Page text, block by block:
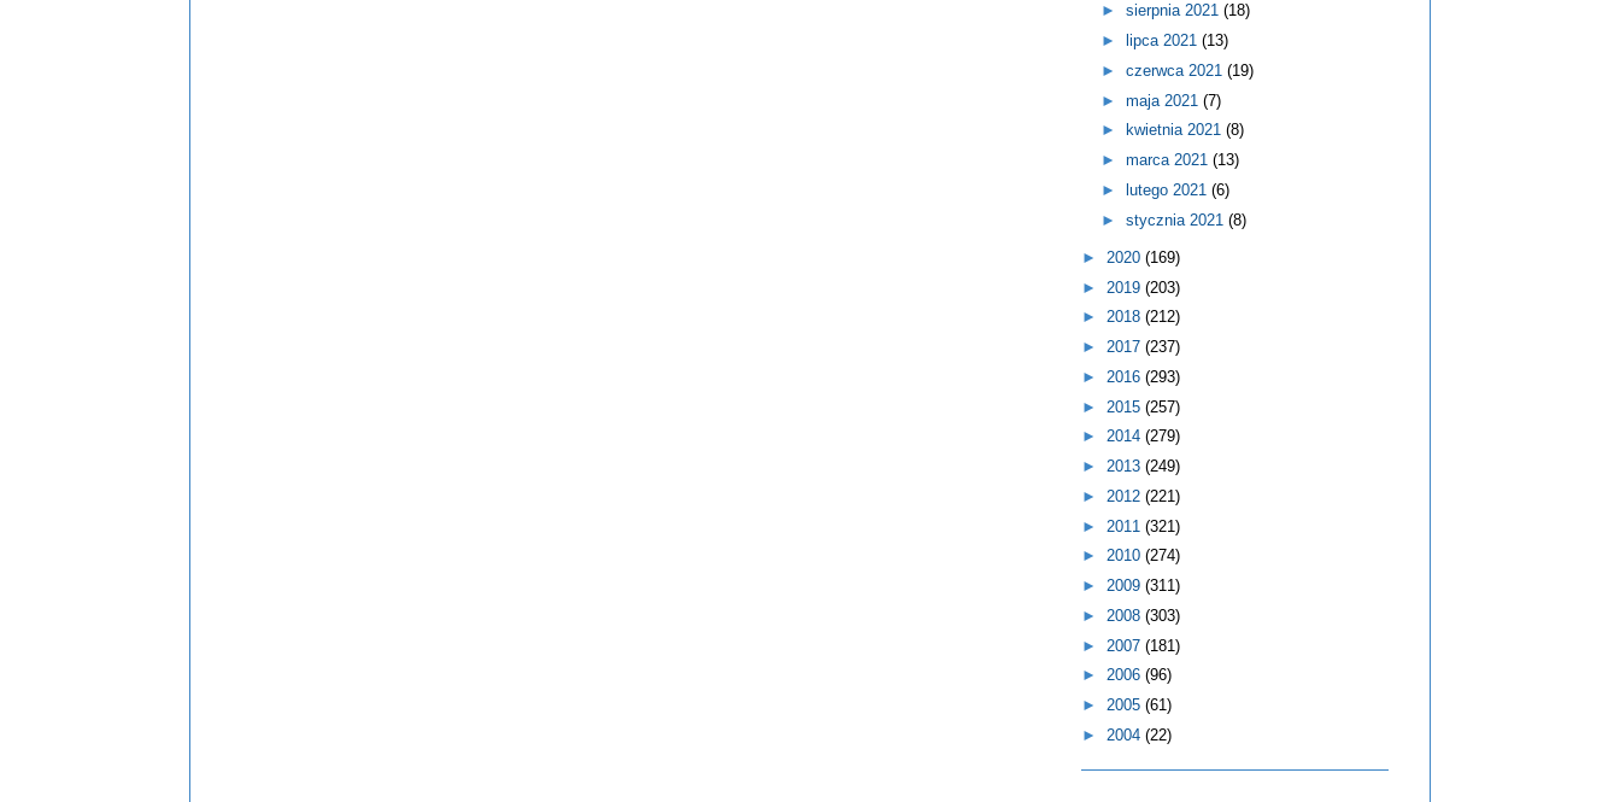
► sierpnia 2021 (18)
►
lipca 2021 (13)
► czerwca 2021 (19)
► maja 2021 (7)
►
kwietnia 2021 (8)
► marca 2021 (13)
►
lutego 2021 (6)
► stycznia 2021 (8)
► 2020 (169)
► 2019 (203)
► 2018 (212)
► 2017 (237)
► 2016 (293)
► 2015 (257)
► 2014 (279)
► 2013 (249)
► 2012 (221)
► 2011 (321)
► 2010 (274)
► 2009 (311)
► 2008 (303)
► 2007 (181)
► 2006 (96)
► 2005 (61)
► 2004 (22)